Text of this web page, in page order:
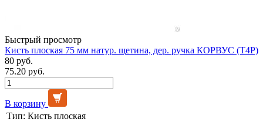
Быстрый просмотр
Кисть плоская 75 мм натур. щетина, дер. ручка КОРВУС (Т4Р)
80 руб.
75.20 руб.
В корзину
Тип: Кисть плоская